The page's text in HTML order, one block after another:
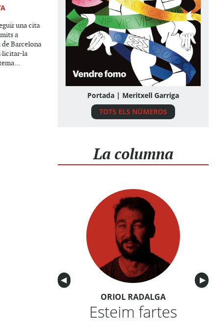
una cita
a
de Barcelona
la
Portada | Meritxell Garriga
TOTS ELS NÚMEROS
La columna
Anterior
◀︎ ▶︎
ORIOL RADALGA
Esteim fartes